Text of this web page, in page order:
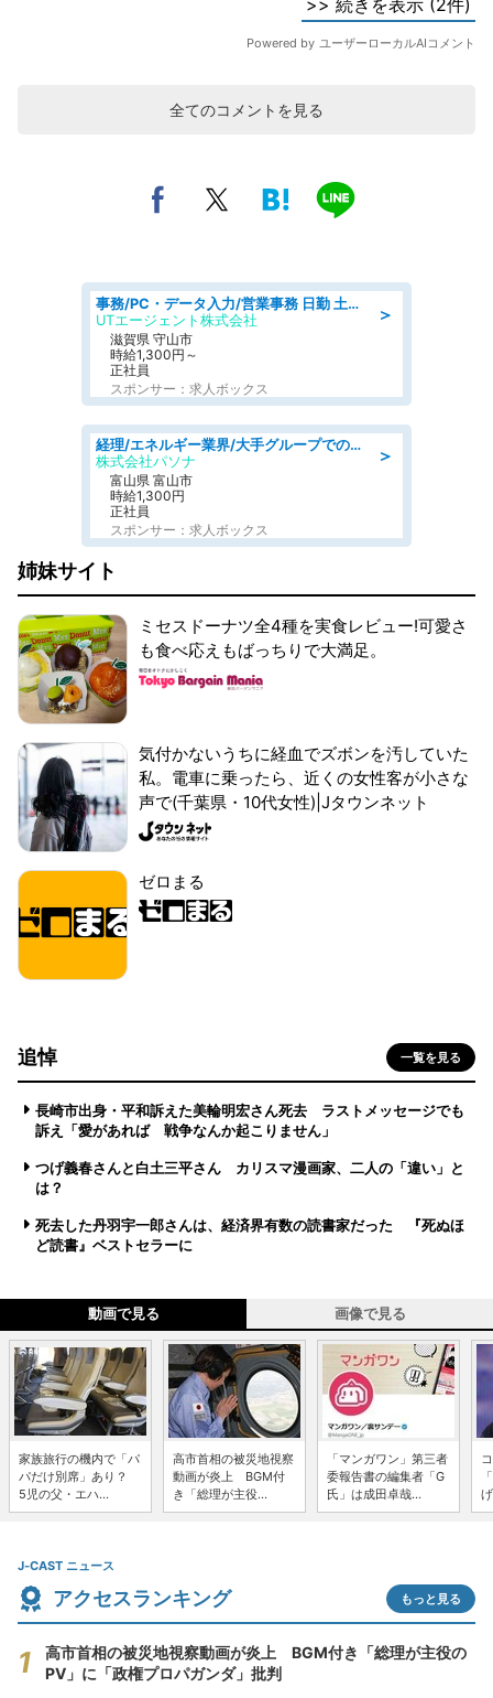
全てのコメントを見る
＞
事務/PC・データ入力/営業事務 日勤 土日休み 船舶用のエンジンを扱う会社 総合事務
UTエージェント株式会社
滋賀県 守山市
時給1,300円～
正社員
スポンサー：求人ボックス
＞
経理/エネルギー業界/大手グループでの経理事務のお仕事/駅近/車通勤可/経理
株式会社パソナ
富山県 富山市
時給1,300円
正社員
スポンサー：求人ボックス
姉妹サイト
ミセスドーナツ全4種を実食レビュー!可愛さ
も食べ応えもばっちりで大満足。
気付かないうちに経血でズボンを汚していた
私。電車に乗ったら、近くの女性客が小さな
声で(千葉県・10代女性)|Jタウンネット
ゼロまる
追悼 一覧を見る
長崎市出身・平和訴えた美輪明宏さん死去 ラストメッセージでも
訴え「愛があれば 戦争なんか起こりません」
つげ義春さんと白土三平さん カリスマ漫画家、二人の「違い」と
は？
死去した丹羽宇一郎さんは、経済界有数の読書家だった 『死ぬほ
ど読書』ベストセラーに
動画で見る 画像で見る
家族旅行の機内で「パ
パだけ別席」あり？
5児の父・エハ...
高市首相の被災地視察
動画が炎上 BGM付
き「総理が主役...
「マンガワン」第三者
委報告書の編集者「G
氏」は成田卓哉...
J-CAST ニュース
アクセスランキング もっと見る
高市首相の被災地視察動画が炎上 BGM付き「総理が主役の
PV」に「政権プロパガンダ」批判